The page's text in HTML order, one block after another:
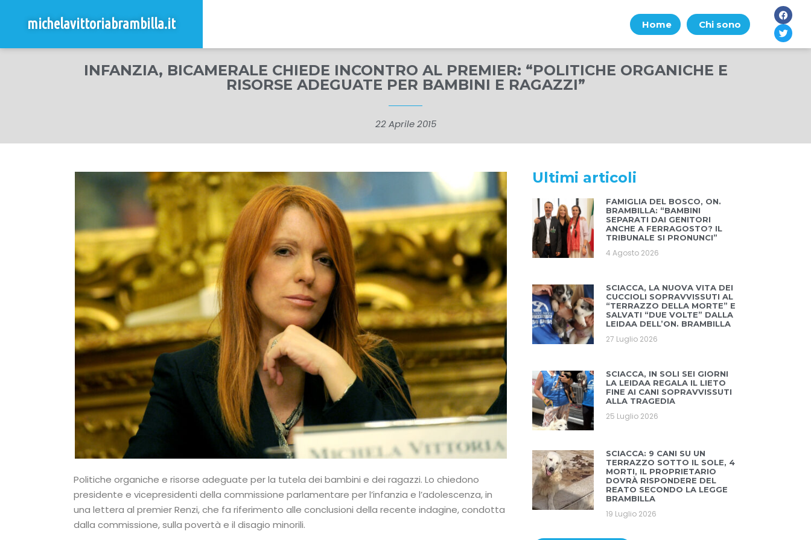
michelavittoriabrambilla.it Home Chi sono
INFANZIA, BICAMERALE CHIEDE INCONTRO AL PREMIER: “POLITICHE ORGANICHE E
RISORSE ADEGUATE PER BAMBINI E RAGAZZI”
22 Aprile 2015
Politiche organiche e risorse adeguate per la tutela dei bambini e dei ragazzi. Lo chiedono
presidente e vicepresidenti della commissione parlamentare per l’infanzia e l’adolescenza, in
una lettera al premier Renzi, che fa riferimento alle conclusioni della recente indagine, condotta
dalla commissione, sulla povertà e il disagio minorili.
Ultimi articoli
FAMIGLIA DEL BOSCO, ON.
BRAMBILLA: “BAMBINI
SEPARATI DAI GENITORI
ANCHE A FERRAGOSTO? IL
TRIBUNALE SI PRONUNCI”
4 Agosto 2026
SCIACCA, LA NUOVA VITA DEI
CUCCIOLI SOPRAVVISSUTI AL
“TERRAZZO DELLA MORTE” E
SALVATI “DUE VOLTE” DALLA
LEIDAA DELL’ON. BRAMBILLA
27 Luglio 2026
SCIACCA, IN SOLI SEI GIORNI
LA LEIDAA REGALA IL LIETO
FINE AI CANI SOPRAVVISSUTI
ALLA TRAGEDIA
25 Luglio 2026
SCIACCA: 9 CANI SU UN
TERRAZZO SOTTO IL SOLE, 4
MORTI, IL PROPRIETARIO
DOVRÀ RISPONDERE DEL
REATO SECONDO LA LEGGE
BRAMBILLA
19 Luglio 2026